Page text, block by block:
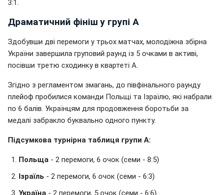
3:1.
Драматичний фініш у групі А
Здобувши дві перемоги у трьох матчах, молодіжна збірна
України завершила груповий раунд із 5 очками в активі,
посівши третю сходинку в квартеті А.
Згідно з регламентом змагань, до півфінального раунду
плейоф пробилися команди Польщі та Ізраїлю, які набрали
по 6 балів. Українцям для продовження боротьби за
медалі забракло буквально одного пункту.
Підсумкова турнірна таблиця групи А:
Польща - 2 перемоги, 6 очок (семи - 8:5)
Ізраїль - 2 перемоги, 6 очок (семи - 6:3)
Україна - 2 перемоги, 5 очок (семи - 6:6)